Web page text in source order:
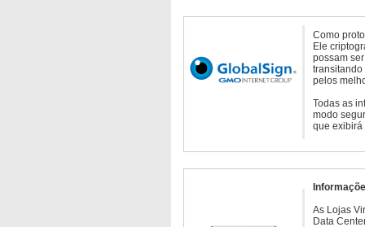
Como
Ele
possam
transitando
pelos
Todas as
modo
que exibirá
As Lojas
Data